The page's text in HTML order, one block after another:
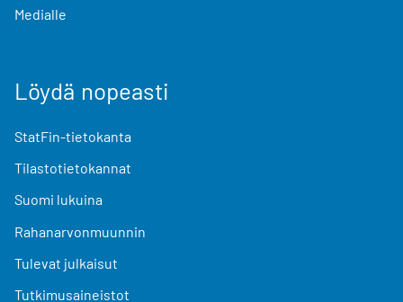
Medialle
Löydä nopeasti
StatFin-tietokanta
Tilastotietokannat
Suomi lukuina
Rahanarvonmuunnin
Tulevat julkaisut
Tutkimusaineistot